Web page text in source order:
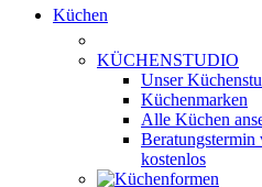
Küchen
KÜCHENSTUDIO
Unser
Küchenmarken
Alle Küchen
Beratungstermin
kostenlos